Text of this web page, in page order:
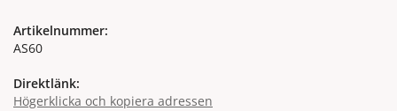
Artikelnummer:
AS60
Direktlänk:
Högerklicka och kopiera adressen